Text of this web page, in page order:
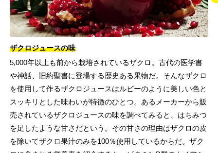
ザクロジュースの味
5,000年以上も前から栽培されているザクロ。古代の医学書
や神話、旧約聖書に登場する歴史ある果物だ。そんなザクロ
を使用して作るザクロジュースはルビーのように美しい色と
スッキリとした味わいが特徴のひとつ。あるメーカーから販
売されているザクロジュースの味を調べてみると、はちみつ
を足したような甘さだという。その甘さの理由はザクロの皮
を除いてザクロ果汁のみを100％使用しているからだ。ザク